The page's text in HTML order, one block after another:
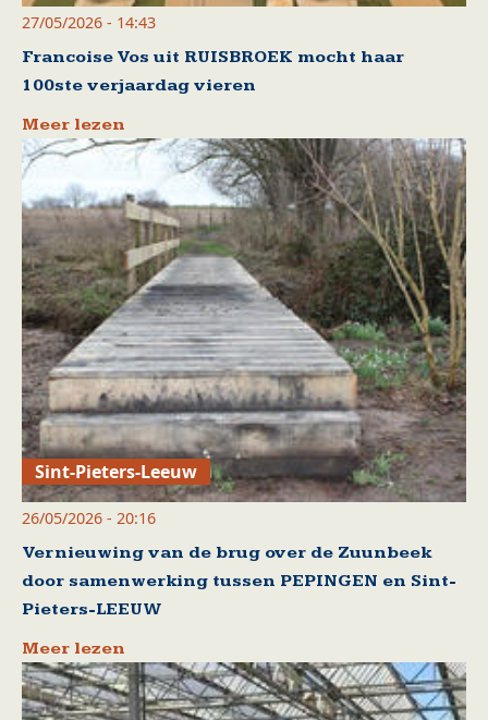
27/05/2026 - 14:43
Francoise Vos uit RUISBROEK mocht haar
100ste verjaardag vieren
Meer lezen
Sint-Pieters-Leeuw
26/05/2026 - 20:16
Vernieuwing van de brug over de Zuunbeek
door samenwerking tussen PEPINGEN en Sint-
Pieters-LEEUW
Meer lezen